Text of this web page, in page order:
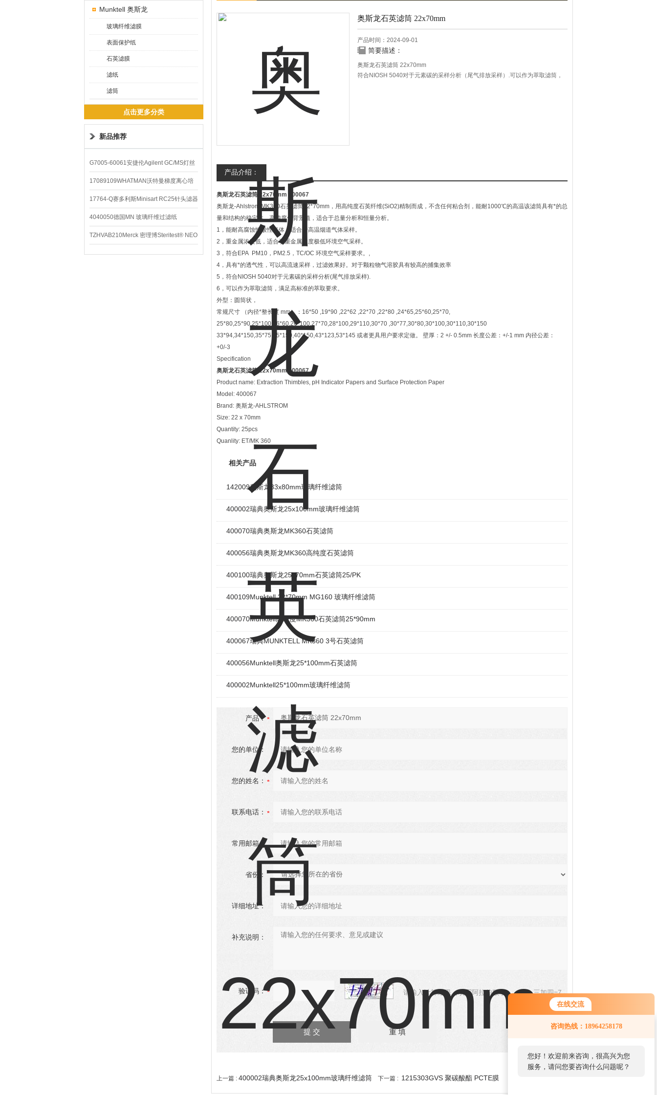
在线交流
咨询热线：18964258178
您好！欢迎前来咨询，很高兴为您
服务，请问您要咨询什么问题呢？
Munktell 奥斯龙
玻璃纤维滤膜
表面保护纸
石英滤膜
滤纸
滤筒
点击更多分类
新品推荐
G7005-60061安捷伦Agilent GC/MS灯丝
配件
17089109WHATMAN沃特曼梯度离心培
养基
17764-Q赛多利斯Minisart RC25针头滤器
4040050德国MN 玻璃纤维过滤纸
TZHVAB210Merck 密理博Steritest® NEO
设备
奥斯龙石英滤筒 22x70mm
产品时间：2024-09-01
简要描述：
奥斯龙石英滤筒 22x70mm
符合NIOSH 5040对于元素碳的采样分析（尾气排放采样）.可以作为萃取滤筒，
产品介绍：
奥斯龙石英滤筒 22x70mm 400067
奥斯龙-Ahlstrom MK360石英滤筒22*70mm，用高纯度石英纤维(SiO2)精制而成，不含任何粘合剂，能耐1000℃的高温该滤筒具有*的总
量和结构的稳定性，高纯度低背景值，适合于总量分析和恒量分析。
1，能耐高腐蚀性酸性气体，适合于高温烟道气体采样。
2，重金属浓度低，适合于重金属浓度极低环境空气采样。
3，符合EPA PM10，PM2.5，TC/OC 环境空气采样要求。,
4，具有*的透气性，可以高流速采样，过滤效果好。对于颗粒物气溶胶具有较高的捕集效率
5，符合NIOSH 5040对于元素碳的采样分析(尾气排放采样).
6，可以作为萃取滤筒，满足高标准的萃取要求。
外型：圆筒状，
常规尺寸 （内径*整长度 mm）：16*50 ,19*90 ,22*62 ,22*70 ,22*80 ,24*65,25*60,25*70,
25*80,25*90,25*100,26*60,26*100,27*70,28*100,29*110,30*70 ,30*77,30*80,30*100,30*110,30*150
33*94,34*150,35*75,35*150,40*150,43*123,53*145 或者更具用户要求定做。 壁厚：2 +/- 0.5mm 长度公差：+/-1 mm 内径公差：
+0/-3
Specification
奥斯龙石英滤筒 22x70mm 400067
Product name: Extraction Thimbles, pH Indicator Papers and Surface Protection Paper
Model: 400067
Brand: 奥斯龙-AHLSTROM
Size: 22 x 70mm
Quantity: 25pcs
Quanlity: ET/MK 360
相关产品
142009奥斯龙33x80mm玻璃纤维滤筒
400002瑞典奥斯龙25x100mm玻璃纤维滤筒
400070瑞典奥斯龙MK360石英滤筒
400056瑞典奥斯龙MK360高纯度石英滤筒
400100瑞典奥斯龙25x70mm石英滤筒25/PK
400109Munktell 22*70mm MG160 玻璃纤维滤筒
400070Munktell高纯度MK360石英滤筒25*90mm
400067瑞典MUNKTELL MK360 3号石英滤筒
400056Munktell奥斯龙25*100mm石英滤筒
400002Munktell25*100mm玻璃纤维滤筒
产品：
您的单位：
您的姓名：
联系电话：
常用邮箱：
省份：
详细地址：
补充说明：
验证码： 请输入计算结果（填写阿拉伯数字），如：三加四=7
上一篇 : 400002瑞典奥斯龙25x100mm玻璃纤维滤筒 下一篇 : 1215303GVS 聚碳酸酯 PCTE膜